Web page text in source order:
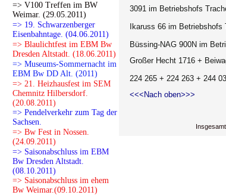
=> V100 Treffen im BW
Weimar. (29.05.2011)
=> 19. Schwarzenberger
Eisenbahntage. (04.06.2011)
=> Blaulichtfest im EBM Bw
Dresden Altstadt. (18.06.2011)
=> Museums-Sommernacht im
EBM Bw DD Alt. (2011)
=> 21. Heizhausfest im SEM
Chemnitz Hilbersdorf.
(20.08.2011)
=> Pendelverkehr zum Tag der
Sachsen.
=> Bw Fest in Nossen.
(24.09.2011)
=> Saisonabschluss im EBM
Bw Dresden Altstadt.
(08.10.2011)
=> Saisonabschluss im ehem
Bw Weimar.(09.10.2011)
3091 im Betriebshofs
Ikaruss 66 im Betriebshofs
Büssing-NAG 900N im
Großer Hecht 1716 +
224 265 + 224 263 + 244
<<<Nach oben>>>